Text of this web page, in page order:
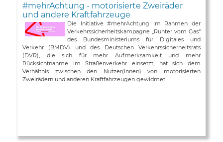
#mehrAchtung - motorisierte Zweiräder
und andere Kraftfahrzeuge
Die Initiative #mehrAchtung im Rahmen der
Verkehrssicherheitskampagne „Runter vom Gas“
des Bundesministeriums für Digitales und
Verkehr (BMDV) und des Deutschen Verkehrssicherheitsrats
(DVR), die sich für mehr Aufmerksamkeit und mehr
Rücksichtnahme im Straßenverkehr einsetzt, hat sich dem
Verhältnis zwischen den Nutzer(innen) von motorisierten
Zweirädern und anderen Kraftfahrzeugen gewidmet.